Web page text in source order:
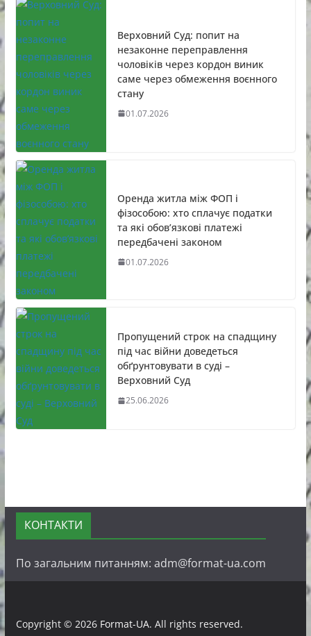
Верховний Суд: попит на
незаконне переправлення
чоловіків через кордон виник
саме через обмеження воєнного
стану
01.07.2026
Оренда житла між ФОП і
фізособою: хто сплачує податки
та які обов’язкові платежі
передбачені законом
01.07.2026
Пропущений строк на спадщину
під час війни доведеться
обґрунтовувати в суді –
Верховний Суд
25.06.2026
КОНТАКТИ
По загальним питанням: adm@format-ua.com
Copyright © 2026 Format-UA. All rights reserved.